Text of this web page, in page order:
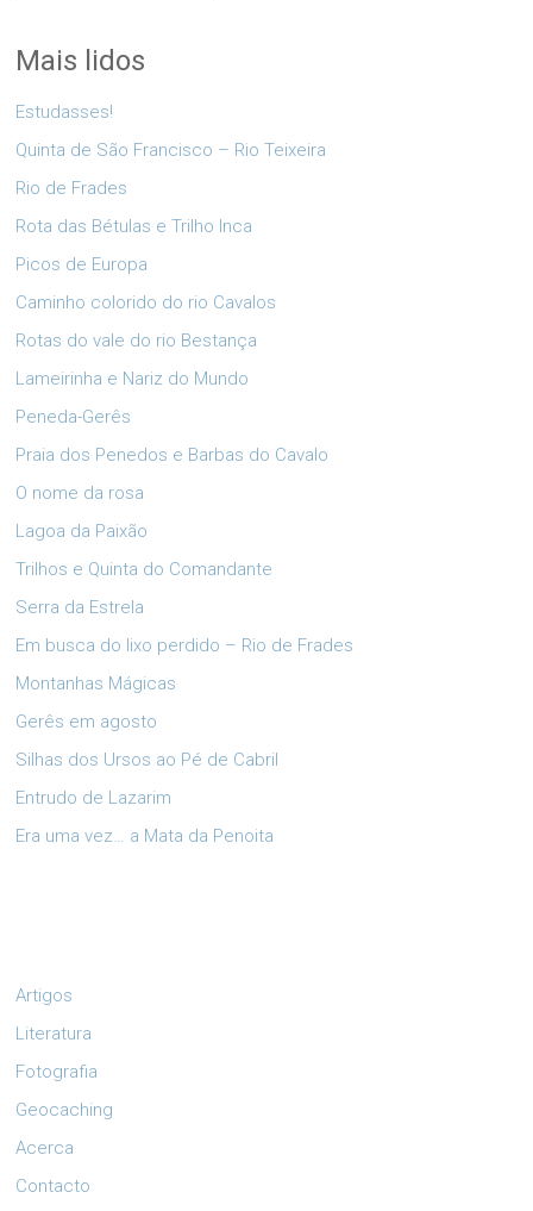
Mais lidos
Estudasses!
Quinta de São Francisco – Rio Teixeira
Rio de Frades
Rota das Bétulas e Trilho Inca
Picos de Europa
Caminho colorido do rio Cavalos
Rotas do vale do rio Bestança
Lameirinha e Nariz do Mundo
Peneda-Gerês
Praia dos Penedos e Barbas do Cavalo
O nome da rosa
Lagoa da Paixão
Trilhos e Quinta do Comandante
Serra da Estrela
Em busca do lixo perdido – Rio de Frades
Montanhas Mágicas
Gerês em agosto
Silhas dos Ursos ao Pé de Cabril
Entrudo de Lazarim
Era uma vez… a Mata da Penoita
Artigos
Literatura
Fotografia
Geocaching
Acerca
Contacto